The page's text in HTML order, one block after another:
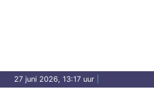
27 juni 2026, 13:17 uur